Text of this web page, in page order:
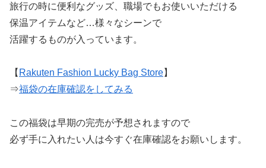
旅行の時に便利なグッズ、職場でもお使いいただける
保温アイテムなど…様々なシーンで
活躍するものが入っています。
【 Rakuten Fashion Lucky Bag Store】
⇒福袋の在庫確認をしてみる
この福袋は早期の完売が予想されますので
必ず手に入れたい人は今すぐ在庫確認をお願いします。